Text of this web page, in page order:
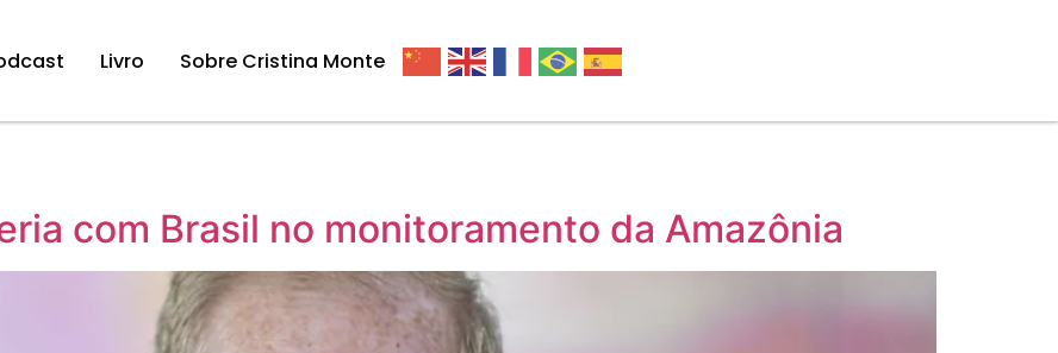
Livro Sobre Cristina Monte
com Brasil no monitoramento da Amazônia